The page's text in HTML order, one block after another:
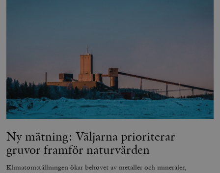
Ny mätning: Väljarna prioriterar
gruvor framför naturvärden
Klimatomställningen ökar behovet av metaller och mineraler,